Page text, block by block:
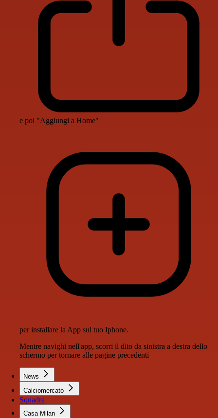
e poi "Aggiungi a Home"
per installare la App sul tuo Iphone.
Mentre navighi nell'app, scorri il dito da sinistra a destra dello
schermo per tornare alle pagine precedenti
News
Calciomercato
Squadra
Casa Milan